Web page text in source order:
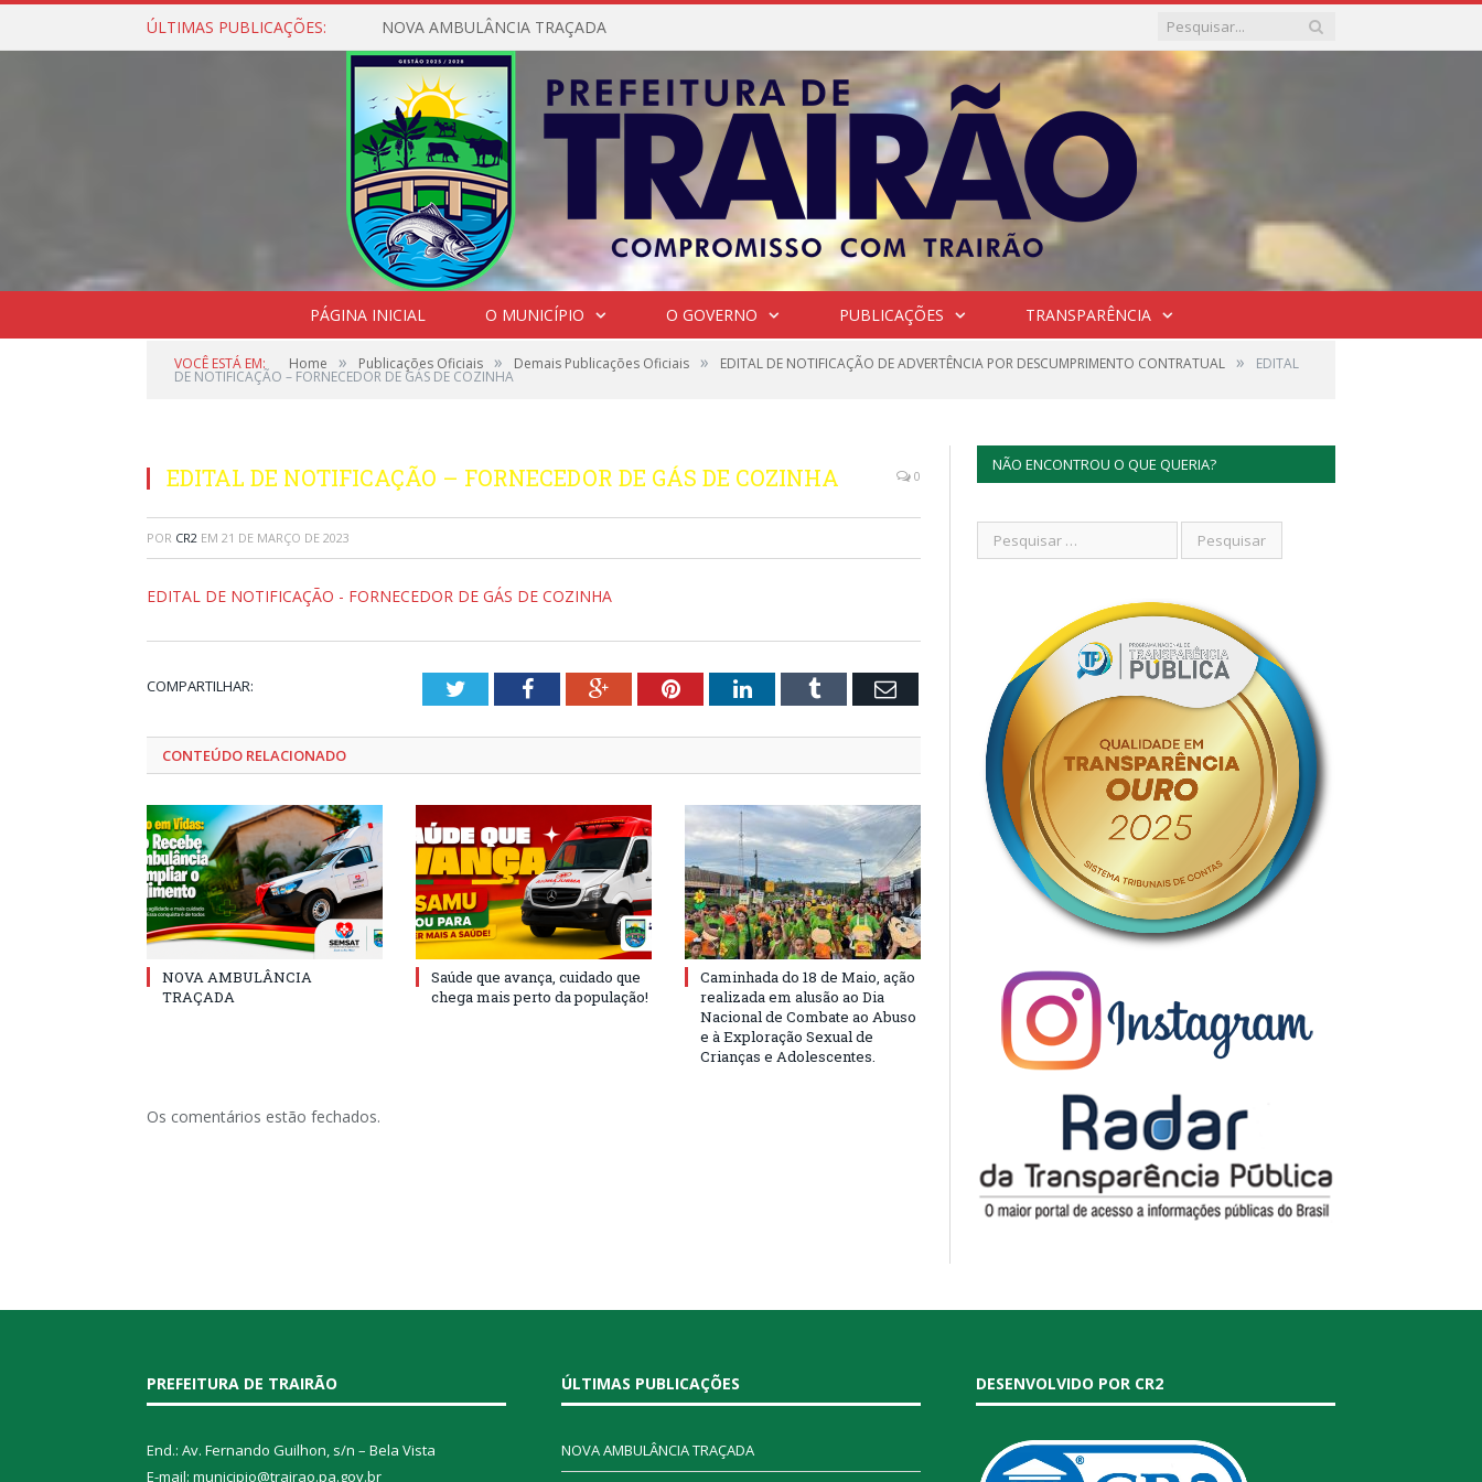
ÚLTIMAS PUBLICAÇÕES: NOVA AMBULÂNCIA TRAÇADA
PÁGINA INICIAL O MUNICÍPIO O GOVERNO PUBLICAÇÕES TRANSPARÊNCIA
VOCÊ ESTÁ EM: Home » Publicações Oficiais » Demais Publicações Oficiais » EDITAL DE NOTIFICAÇÃO DE ADVERTÊNCIA POR DESCUMPRIMENTO CONTRATUAL » EDITAL
DE NOTIFICAÇÃO – FORNECEDOR DE GÁS DE COZINHA
EDITAL DE NOTIFICAÇÃO – FORNECEDOR DE GÁS DE COZINHA 0
POR CR2 EM 21 DE MARÇO DE 2023
EDITAL DE NOTIFICAÇÃO - FORNECEDOR DE GÁS DE COZINHA
COMPARTILHAR: TwitterFacebookGoogle+PinterestLinkedInTumblr Email
CONTEÚDO RELACIONADO
NOVA AMBULÂNCIA
TRAÇADA
Saúde que avança, cuidado que
chega mais perto da população!
Caminhada do 18 de Maio, ação
realizada em alusão ao Dia
Nacional de Combate ao Abuso
e à Exploração Sexual de
Crianças e Adolescentes.
Os comentários estão fechados.
NÃO ENCONTROU O QUE QUERIA?
PREFEITURA DE TRAIRÃO
End.: Av. Fernando Guilhon, s/n – Bela Vista
E-mail: municipio@trairao.pa.gov.br
ÚLTIMAS PUBLICAÇÕES
NOVA AMBULÂNCIA TRAÇADA
DESENVOLVIDO POR CR2